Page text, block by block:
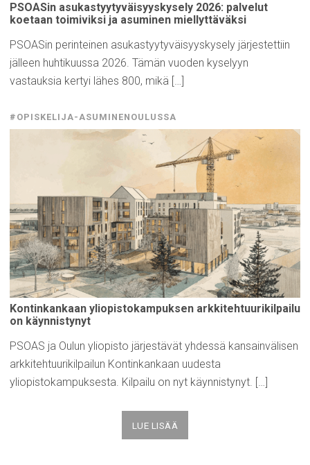
PSOASin asukastyytyväisyyskysely 2026: palvelut
koetaan toimiviksi ja asuminen miellyttäväksi
PSOASin perinteinen asukastyytyväisyyskysely järjestettiin
jälleen huhtikuussa 2026. Tämän vuoden kyselyyn
vastauksia kertyi lähes 800, mikä […]
#OPISKELIJA-ASUMINENOULUSSA
Kontinkankaan yliopistokampuksen arkkitehtuurikilpailu
on käynnistynyt
PSOAS ja Oulun yliopisto järjestävät yhdessä kansainvälisen
arkkitehtuurikilpailun Kontinkankaan uudesta
yliopistokampuksesta. Kilpailu on nyt käynnistynyt. […]
LUE LISÄÄ